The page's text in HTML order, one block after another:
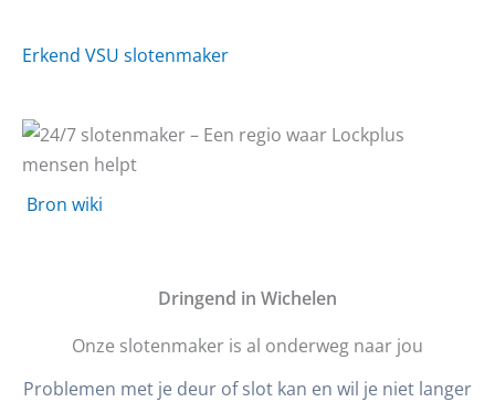
Erkend VSU slotenmaker
Bron wiki
Dringend in Wichelen
Onze slotenmaker is al onderweg naar jou
Problemen met je deur of slot kan en wil je niet langer